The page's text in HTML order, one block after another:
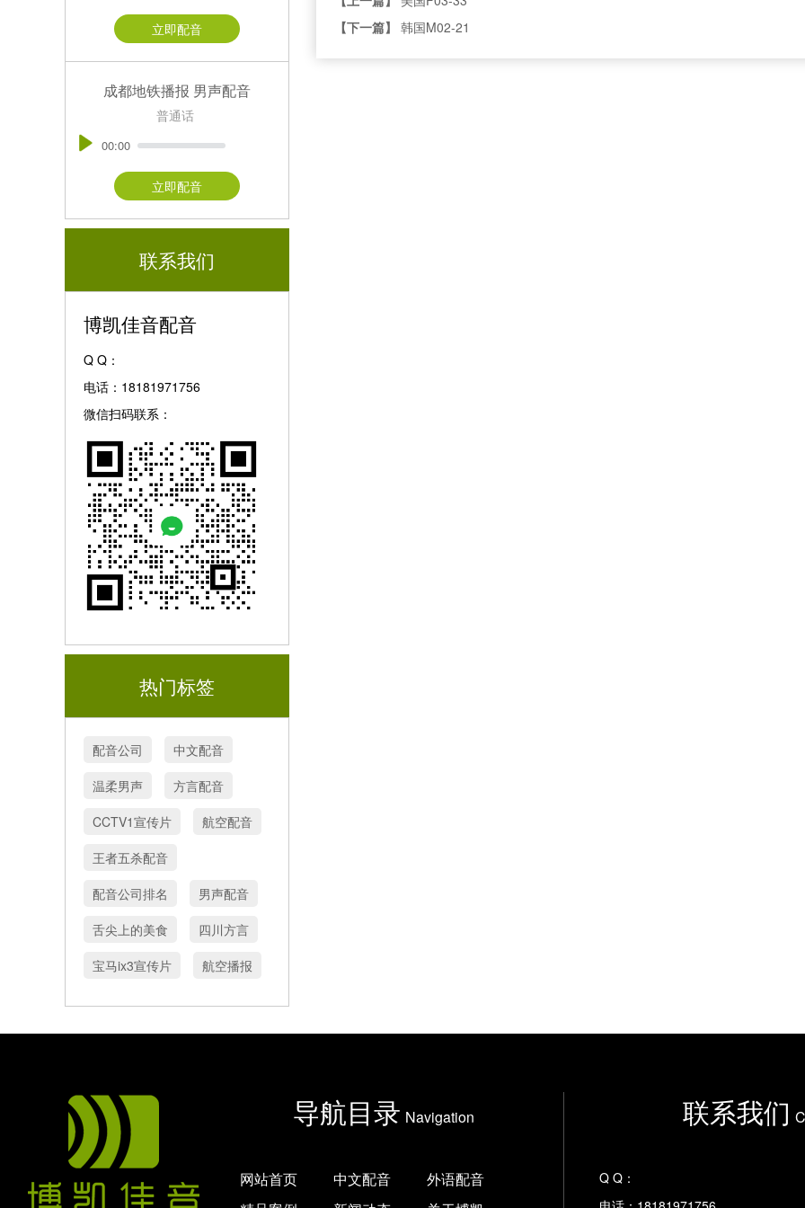
立即配音
成都地铁播报 男声配音
普通话
00:00
立即配音
联系我们
博凯佳音配音
Q Q：
电话：18181971756
微信扫码联系：
热门标签
配音公司
中文配音
温柔男声
方言配音
CCTV1宣传片
航空配音
王者五杀配音
配音公司排名
男声配音
舌尖上的美食
四川方言
宝马ix3宣传片
航空播报
【下一篇】 韩国M02-21
导航目录 Navigation
网站首页 中文配音
外语配音
联系我们
Q Q：